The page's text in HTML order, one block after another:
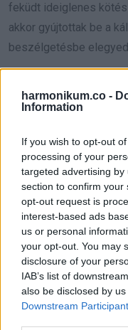
harmonikum.co -
Information
If you wish to opt-out
processing of your
targeted advertising
section to confirm your
opt-out request is
interest-based ads
us or personal
your opt-out. You may
disclosure of your
IAB’s list of
also be disclosed by
Downstream
feküdt ideiglenes
akkor gyújtottak be a
beszélgetésbe
Ausztria többszörös
sérültem meg.
– Mi történt?
– Ez maga volt a
magam nyugodt
boszorkány, a
egyébként teljesen
helye is látszott,
sebességgel